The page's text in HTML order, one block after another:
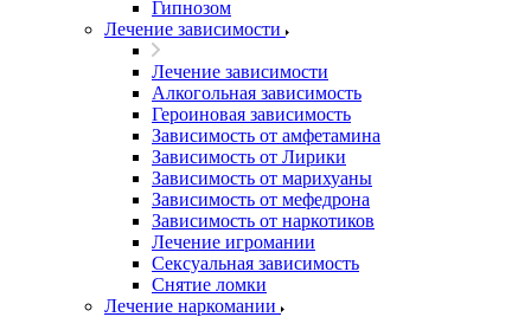
Гипнозом
Лечение зависимости
Лечение зависимости
Алкогольная зависимость
Героиновая зависимость
Зависимость от амфетамина
Зависимость от Лирики
Зависимость от марихуаны
Зависимость от мефедрона
Зависимость от наркотиков
Лечение игромании
Сексуальная зависимость
Снятие ломки
Лечение наркомании